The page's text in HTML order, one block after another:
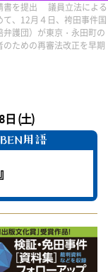
書を提出 議員立法による
て、12月４日、袴田事件国
護団）が東京・永田町の
ための再審法改正を早期
日 (土)